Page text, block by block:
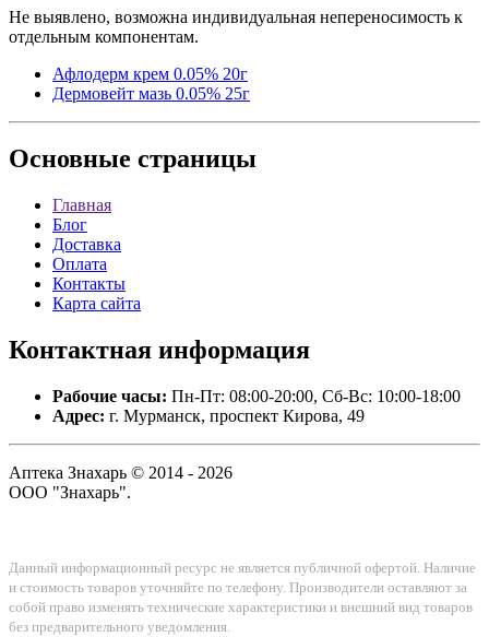
Не выявлено, возможна индивидуальная непереносимость к
отдельным компонентам.
Афлодерм крем 0.05% 20г
Дермовейт мазь 0.05% 25г
Основные страницы
Главная
Блог
Доставка
Оплата
Контакты
Карта сайта
Контактная информация
Рабочие часы: Пн-Пт: 08:00-20:00, Сб-Вс: 10:00-18:00
Адрес: г. Мурманск, проспект Кирова, 49
Аптека Знахарь © 2014 - 2026
ООО "Знахарь".
Данный информационный ресурс не является публичной офертой. Наличие
и стоимость товаров уточняйте по телефону. Производители оставляют за
собой право изменять технические характеристики и внешний вид товаров
без предварительного уведомления.